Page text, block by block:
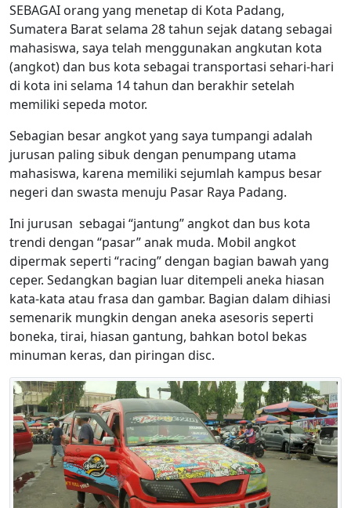
SEBAGAI orang yang menetap di Kota Padang,
Sumatera Barat selama 28 tahun sejak datang sebagai
mahasiswa, saya telah menggunakan angkutan kota
(angkot) dan bus kota sebagai transportasi sehari-hari
di kota ini selama 14 tahun dan berakhir setelah
memiliki sepeda motor.
Sebagian besar angkot yang saya tumpangi adalah
jurusan paling sibuk dengan penumpang utama
mahasiswa, karena memiliki sejumlah kampus besar
negeri dan swasta menuju Pasar Raya Padang.
Ini jurusan sebagai “jantung” angkot dan bus kota
trendi dengan “pasar” anak muda. Mobil angkot
dipermak seperti “racing” dengan bagian bawah yang
ceper. Sedangkan bagian luar ditempeli aneka hiasan
kata-kata atau frasa dan gambar. Bagian dalam dihiasi
semenarik mungkin dengan aneka asesoris seperti
boneka, tirai, hiasan gantung, bahkan botol bekas
minuman keras, dan piringan disc.